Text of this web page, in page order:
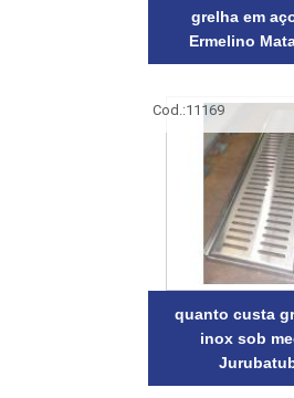
grelha em
Ermelino
Cod.:11169
quanto custa
inox sob